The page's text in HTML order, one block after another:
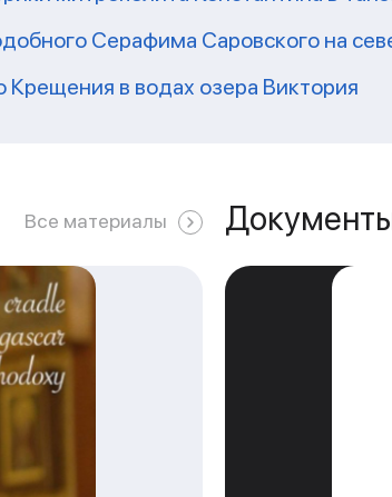
Серафима Саровского на
в водах озера Виктория
Все материалы